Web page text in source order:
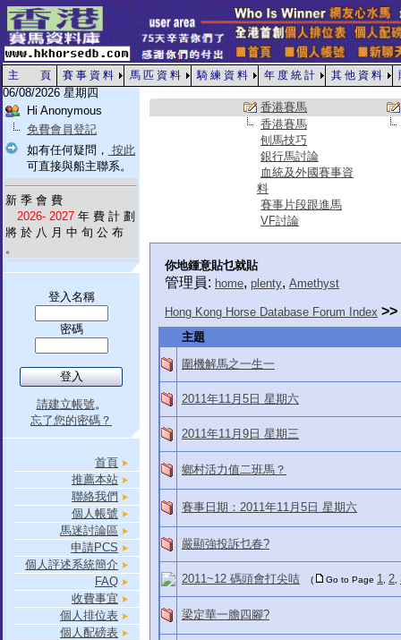
主 頁 賽 事 資 料 馬 匹 資 料 騎 練 資 料 年 度 統 計 其 他 資 料
06/08/2026 星期四
Hi Anonymous
免費會員登記
如有任何疑問， 按此
可直接與船主聯系。
新 季 會 費
2026- 2027 年 費 計 劃
將 於 八 月 中 旬 公 布
。
登入名稱
密碼
請建立帳號。
忘了您的密碼？
首頁
推薦本站
聯絡我們
個人帳號
馬迷討論區
申請PCS
個人評述系統簡介
FAQ
收費事宜
個人排位表
個人配磅表
香港賽馬
香港賽馬
刨馬技巧
銀行馬討論
血統及外國賽事資
料
賽事片段跟進馬
VF討論
你地鍾意貼乜就貼
管理員: home, plenty, Amethyst
Hong Kong Horse Database Forum Index >>
主題
圍機解馬之一生一
2011年11月5日 星期六
2011年11月9日 星期三
鄉村活力值二班馬？
賽事日期：2011年11月5日 星期六
嚴顯強投訴乜春?
2011~12 碼頭會打尖咭 ( Go to Page 1 2
梁定華一膽四腳?